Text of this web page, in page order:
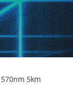
5km